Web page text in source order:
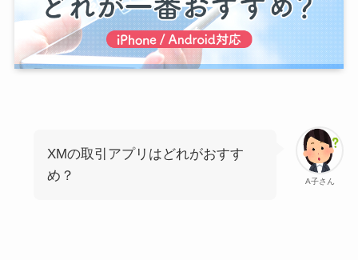
A子さん
XMの取引アプリはどれがおすす
め？